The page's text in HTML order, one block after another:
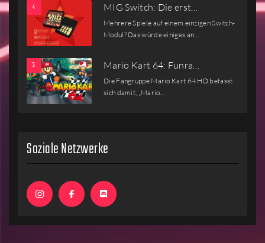
MIG Switch: Die erst…
Mehrere Spiele auf einem einzigen Switch-
Modul? Das würde einiges an…
Mario Kart 64: Funra…
Die Fangruppe Mario Kart 64 HD befasst
sich damit, „Mario…
Soziale Netzwerke